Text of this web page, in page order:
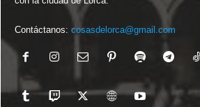
Contáctanos: cosasdelorca@gmail.com